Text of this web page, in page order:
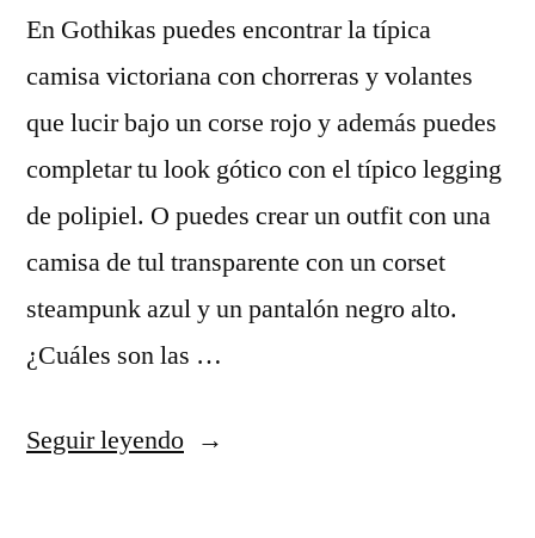
En Gothikas puedes encontrar la típica
camisa victoriana con chorreras y volantes
que lucir bajo un corse rojo y además puedes
completar tu look gótico con el típico legging
de polipiel. O puedes crear un outfit con una
camisa de tul transparente con un corset
steampunk azul y un pantalón negro alto.
¿Cuáles son las …
Seguir leyendo«camisetas